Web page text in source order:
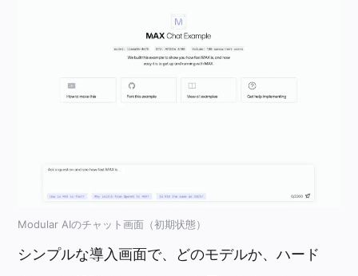
Modular AIのチャット画面（初期状態）
シンプルな導入画面で、どのモデルか、ハード